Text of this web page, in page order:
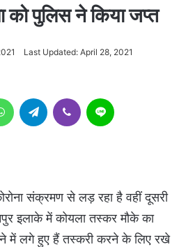
को पुलिस ने किया जप्त
Last Updated: April 28, 2021
WhatsAppTelegram Viber
संक्रमण से लड़ रहा है वहीं दूसरी
इलाके में कोयला तस्कर मौके का
में लगे हुए हैं तस्करी करने के लिए रखे